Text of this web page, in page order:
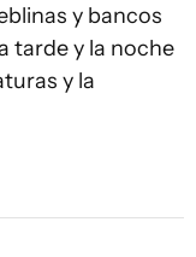
y bancos
tarde y la noche
y la